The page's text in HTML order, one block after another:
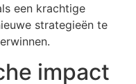
een krachtige
strategieën te
impact